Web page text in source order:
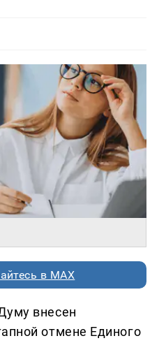
в MAX
внесен
отмене Единого